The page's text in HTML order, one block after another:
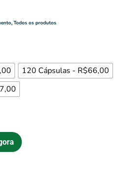
,Todos os produtos
120 Cápsulas - R$66,00